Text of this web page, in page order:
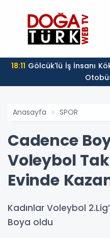
18:11
Anasayfa SPOR
Cadence
Voleybol
Evinde
Kadınlar Voleybol
Boya oldu